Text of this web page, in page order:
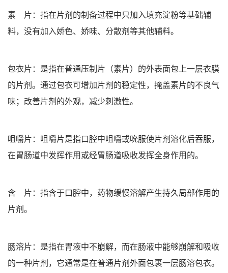
素 片：指在片剂的制备过程中只加入填充淀粉等基础辅
料，没有加入娇色、娇味、分散剂等其他辅料。
包衣片：是指在普通压制片（素片）的外表面包上一层衣膜
的片剂。通过包衣可增加片剂的稳定性，掩盖素片的不良气
味；改善片剂的外观，减少刺激性。
咀嚼片：咀嚼片是指口腔中咀嚼或吮服使片剂溶化后吞服，
在胃肠道中发挥作用或经胃肠道吸收发挥全身作用的。
含 片：指含于口腔中，药物缓慢溶解产生持久局部作用的
片剂。
肠溶片：是指在胃液中不崩解，而在肠液中能够崩解和吸收
的一种片剂，它通常是在普通片剂外面包裹一层肠溶包衣。